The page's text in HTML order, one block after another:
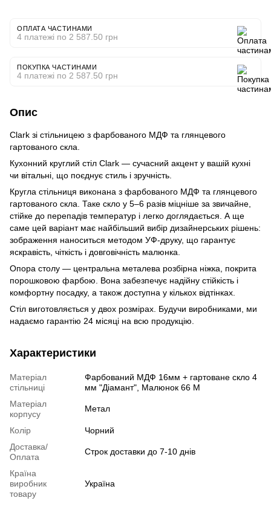
ОПЛАТА ЧАСТИНАМИ
4 платежі по 2 587.50 грн
ПОКУПКА ЧАСТИНАМИ
4 платежі по 2 587.50 грн
Опис
Clark зі стільницею з фарбованого МДФ та глянцевого
гартованого скла.
Кухонний круглий стіл Clark — сучасний акцент у вашій кухні
чи вітальні, що поєднує стиль і зручність.
Кругла стільниця виконана з фарбованого МДФ та глянцевого
гартованого скла. Таке скло у 5–6 разів міцніше за звичайне,
стійке до перепадів температур і легко доглядається. А ще
саме цей варіант має найбільший вибір дизайнерських рішень:
зображення наноситься методом УФ-друку, що гарантує
яскравість, чіткість і довговічність малюнка.
Опора столу — центральна металева розбірна ніжка, покрита
порошковою фарбою. Вона забезпечує надійну стійкість і
комфортну посадку, а також доступна у кількох відтінках.
Стіл виготовляється у двох розмірах. Будучи виробниками, ми
надаємо гарантію 24 місяці на всю продукцію.
Характеристики
Матеріал
стільниці
Фарбований МДФ 16мм + гартоване скло 4
мм "Діамант", Малюнок 66 М
Матеріал
корпусу
Метал
Колір
Чорний
Доставка/
Оплата
Строк доставки до 7-10 днів
Країна
виробник
товару
Україна